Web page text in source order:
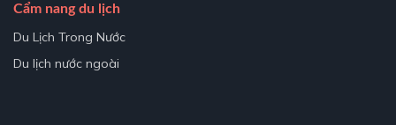
Cẩm nang du lịch
Du Lịch Trong Nước
Du lịch nước ngoài